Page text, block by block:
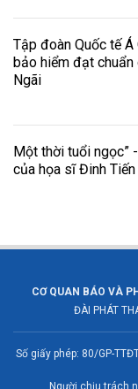
Tập đoàn Quốc tế Á
bảo hiểm đạt
Ngãi
Một thời tuổi ngọc”
của họa sĩ Đinh Tiến
CƠ QUAN BÁO VÀ
ĐÀI PHÁT
Số giấy phép: 80/GP-
Người chịu trách